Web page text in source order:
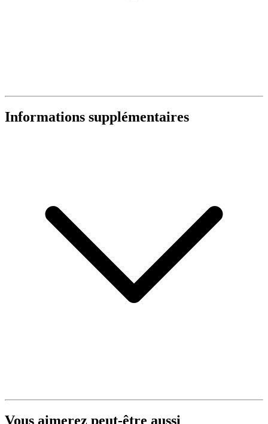
Informations supplémentaires
Vous aimerez peut-être aussi